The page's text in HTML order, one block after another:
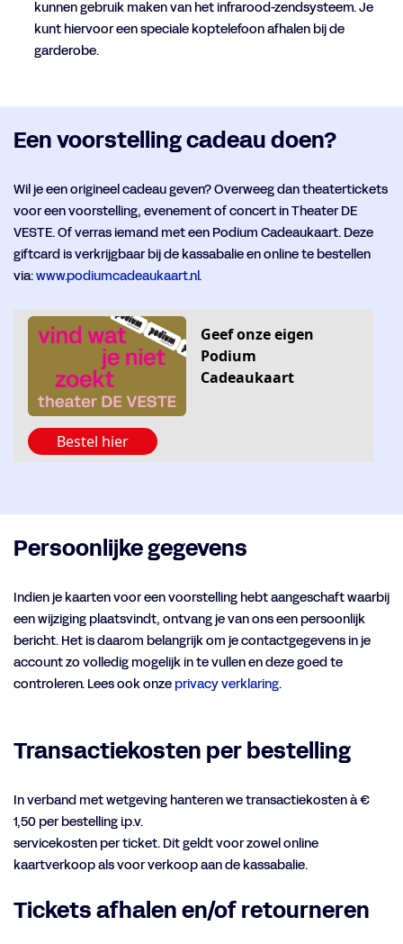
kunnen gebruik maken van het infrarood-zendsysteem. Je
kunt hiervoor een speciale koptelefoon afhalen bij de
garderobe.
Een voorstelling cadeau doen?
Wil je een origineel cadeau geven? Overweeg dan theatertickets
voor een voorstelling, evenement of concert in Theater DE
VESTE. Of verras iemand met een Podium Cadeaukaart. Deze
giftcard is verkrijgbaar bij de kassabalie en online te bestellen
via:www.podiumcadeaukaart.nl.
Persoonlijke gegevens
Indien je kaarten voor een voorstelling hebt aangeschaft waarbij
een wijziging plaatsvindt, ontvang je van ons een persoonlijk
bericht. Het is daarom belangrijk om je contactgegevens in je
account zo volledig mogelijk in te vullen en deze goed te
controleren. Lees ook onze privacy verklaring.
Transactiekosten per bestelling
In verband met wetgeving hanteren we transactiekosten à €
1,50 per bestelling i.p.v.
servicekosten per ticket. Dit geldt voor zowel online
kaartverkoop als voor verkoop aan de kassabalie.
Tickets afhalen en/of retourneren